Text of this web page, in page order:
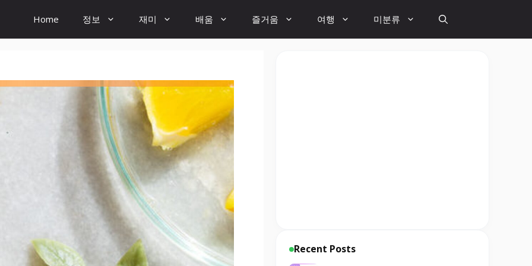
Home 정보 재미 배움 즐거움 여행 미분류
Recent Posts